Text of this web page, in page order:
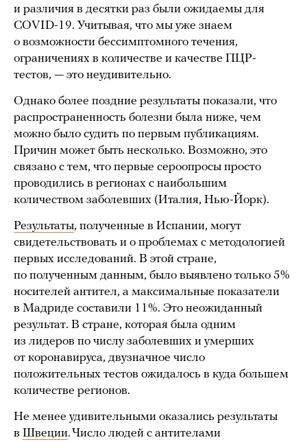
и различия в десятки раз были ожидаемы для
COVID-19. Учитывая, что мы уже знаем
о возможности бессимптомного течения,
ограничениях в количестве и качестве ПЦР-
тестов, — это неудивительно.
Однако более поздние результаты показали, что
распространенность болезни была ниже, чем
можно было судить по первым публикациям.
Причин может быть несколько. Возможно, это
связано с тем, что первые сероопросы просто
проводились в регионах с наибольшим
количеством заболевших (Италия, Нью-Йорк).
Результаты, полученные в Испании, могут
свидетельствовать и о проблемах с методологией
первых исследований. В этой стране,
по полученным данным, было выявлено только 5%
носителей антител, а максимальные показатели
в Мадриде составили 11%. Это неожиданный
результат. В стране, которая была одним
из лидеров по числу заболевших и умерших
от коронавируса, двузначное число
положительных тестов ожидалось в куда большем
количестве регионов.
Не менее удивительными оказались результаты
в Швеции. Число людей с антителами